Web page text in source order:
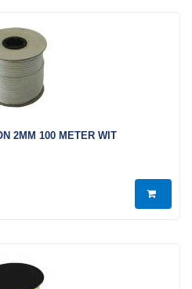
2MM 100 METER WIT